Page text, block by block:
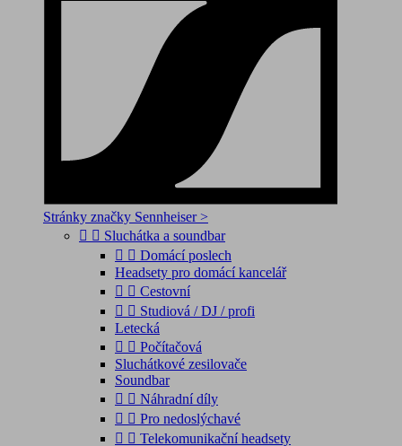
Stránky značky Sennheiser >
  Sluchátka a soundbar
  Domácí poslech
Headsety pro domácí kancelář
  Cestovní
  Studiová / DJ / profi
Letecká
  Počítačová
Sluchátkové zesilovače
Soundbar
  Náhradní díly
  Pro nedoslýchavé
  Telekomunikační headsety